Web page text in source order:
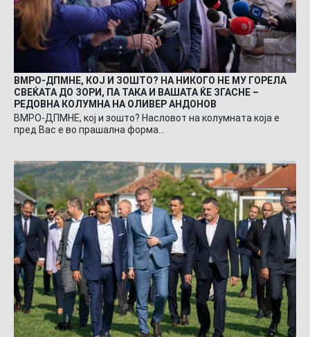
ВМРО-ДПМНЕ, КОЈ И ЗОШТО? НА НИКОГО НЕ МУ ГОРЕЛА
СВЕЌАТА ДО ЗОРИ, ПА ТАКА И ВАШАТА ЌЕ ЗГАСНЕ –
РЕДОВНА КОЛУМНА НА ОЛИВЕР АНДОНОВ
ВМРО-ДПМНЕ, кој и зошто? Насловот на колумната која е
пред Вас е во прашална форма…